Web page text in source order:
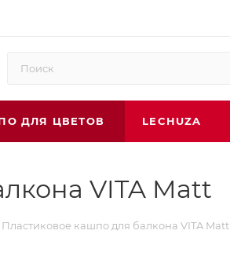
ДЛЯ ЦВЕТОВ LECHUZA
VITA Matt
Пластиковое кашпо для балкона VITA Matt